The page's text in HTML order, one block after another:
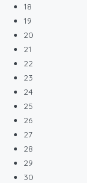
18
19
20
21
22
23
24
25
26
27
28
29
30